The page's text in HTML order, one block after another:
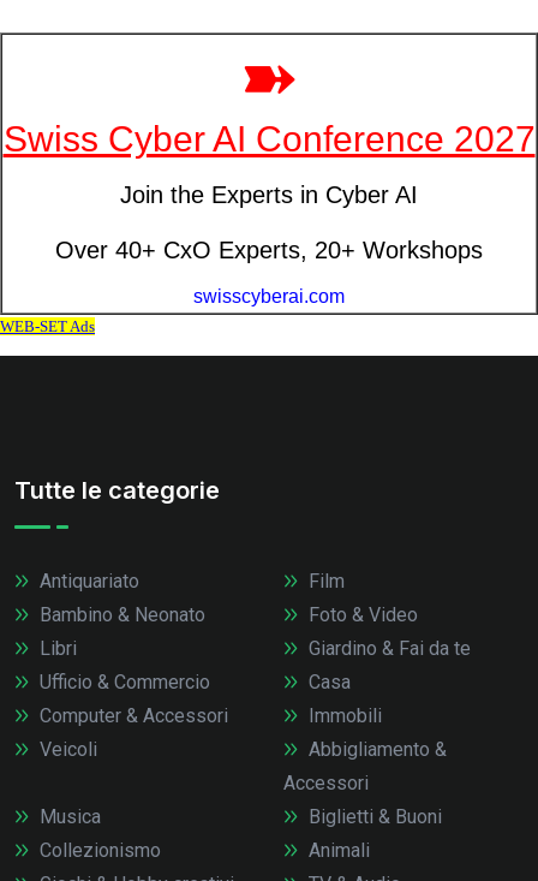
Tutte le categorie
Antiquariato
Bambino & Neonato
Libri
Ufficio & Commercio
Computer & Accessori
Veicoli
Film
Foto & Video
Giardino & Fai da te
Casa
Immobili
Abbigliamento &
Accessori
Musica
Collezionismo
Biglietti & Buoni
Animali